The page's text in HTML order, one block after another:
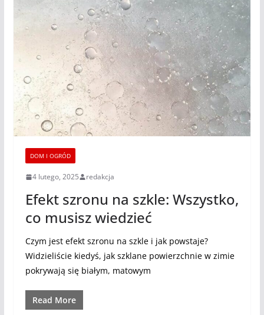
DOM I OGRÓD
4 lutego, 2025 redakcja
Efekt szronu na szkle: Wszystko,
co musisz wiedzieć
Czym jest efekt szronu na szkle i jak powstaje?
Widzieliście kiedyś, jak szklane powierzchnie w zimie
pokrywają się białym, matowym
Read More